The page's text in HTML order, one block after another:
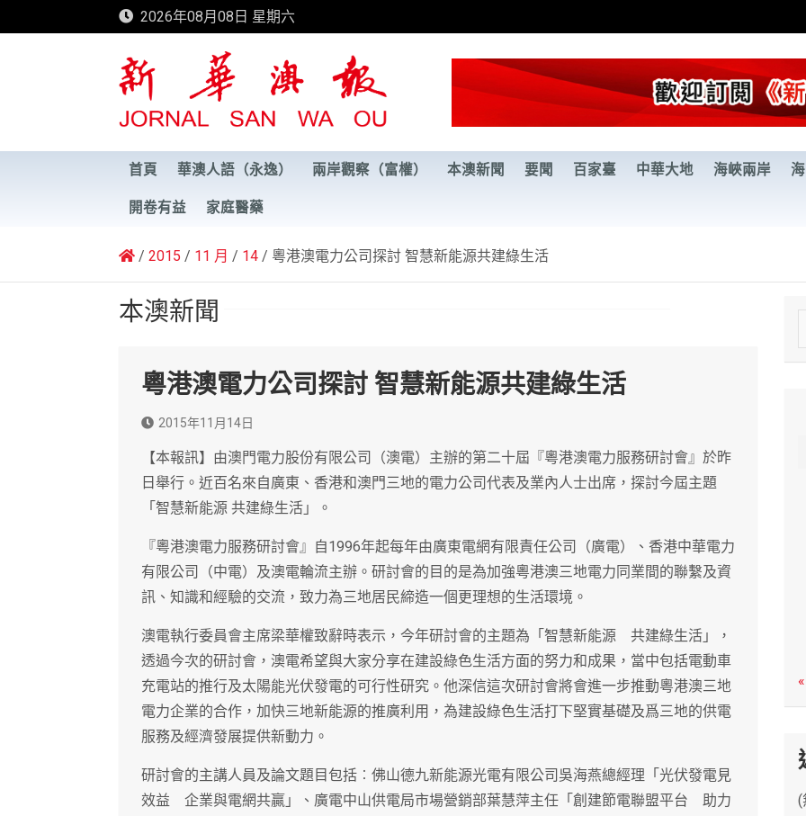
to
2026年08月08日 星期六
新華澳報
首頁 華澳人語（永逸） 兩岸觀察（富權） 本澳新聞 要聞 百家臺 中華大地 海峽兩岸
開卷有益 家庭醫藥
2015 11 月 14 粵港澳電力公司探討 智慧新能源共建綠生活
本澳新聞
粵港澳電力公司探討 智慧新能源共建綠生活
2015年11月14日
【本報訊】由澳門電力股份有限公司（澳電）主辦的第二十屆『粵港澳電力服務研討會』於昨
日舉行。近百名來自廣東、香港和澳門三地的電力公司代表及業內人士出席，探討今屆主題
「智慧新能源 共建綠生活」。
『粵港澳電力服務研討會』自1996年起每年由廣東電網有限責任公司（廣電）、香港中華電力
有限公司（中電）及澳電輪流主辦。研討會的目的是為加強粵港澳三地電力同業間的聯繫及資
訊、知識和經驗的交流，致力為三地居民締造一個更理想的生活環境。
澳電執行委員會主席梁華權致辭時表示，今年研討會的主題為「智慧新能源 共建綠生活」，
透過今次的研討會，澳電希望與大家分享在建設綠色生活方面的努力和成果，當中包括電動車
充電站的推行及太陽能光伏發電的可行性研究。他深信這次研討會將會進一步推動粵港澳三地
電力企業的合作，加快三地新能源的推廣利用，為建設綠色生活打下堅實基礎及爲三地的供電
服務及經濟發展提供新動力。
研討會的主講人員及論文題目包括︰佛山德九新能源光電有限公司吳海燕總經理「光伏發電見
效益 企業與電網共贏」、廣電中山供電局市場營銷部葉慧萍主任「創建節電聯盟平台 助力
e
(